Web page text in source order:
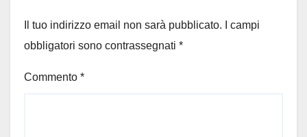
Il tuo indirizzo email non sarà pubblicato.
I campi
obbligatori sono contrassegnati *
Commento *